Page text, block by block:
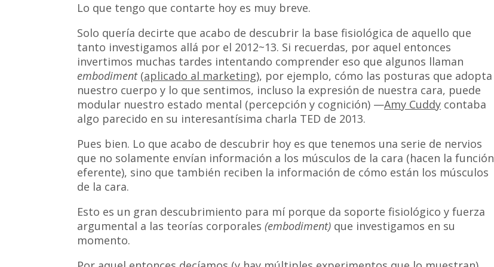
Lo que tengo que contarte hoy es muy breve.
Solo quería decirte que acabo de descubrir la base fisiológica de aquello que
tanto investigamos allá por el 2012~13. Si recuerdas, por aquel entonces
invertimos muchas tardes intentando comprender eso que algunos llaman
embodiment(aplicado al marketing), por ejemplo, cómo las posturas que adopta
nuestro cuerpo y lo que sentimos, incluso la expresión de nuestra cara, puede
modular nuestro estado mental (percepción y cognición) —Amy Cuddy contaba
algo parecido en su interesantísima charla TED de 2013.
Pues bien. Lo que acabo de descubrir hoy es que tenemos una serie de nervios
que no solamente envían información a los músculos de la cara (hacen la función
eferente), sino que también reciben la información de cómo están los músculos
de la cara.
Esto es un gran descubrimiento para mí porque da soporte fisiológico y fuerza
argumental a las teorías corporales(embodiment) que investigamos en su
momento.